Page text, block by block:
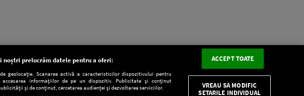
noștri prelucrăm datele pentru a oferi:
geolocație. Scanarea activă a caracteristicilor dispozitivului pentru
accesarea informațiilor de pe un dispozitiv. Publicitate și conținut
și de conținut, cercetarea audienței și dezvoltarea serviciilor.
ACCEPT TOATE
VREAU SA MODIFIC
SETARILE INDIVIDUAL